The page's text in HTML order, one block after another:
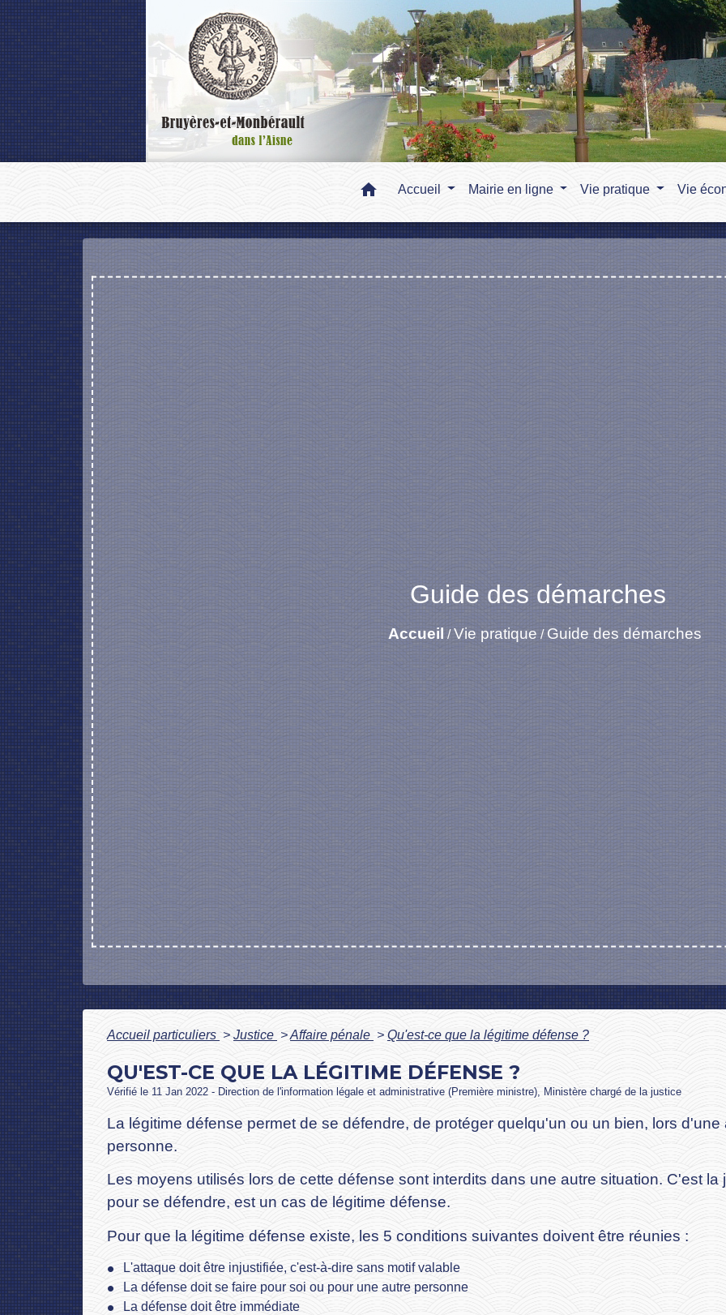
home Accueil Mairie en ligne Vie pratique Vie
Guide des démarches
Accueil /Vie pratique/ Guide des démarches
Accueil particuliers > Justice >Affaire pénale > Qu'est-ce que la légitime défense ?
QU'EST-CE QUE LA LÉGITIME DÉFENSE ?
Vérifié le 11 Jan 2022 - Direction de l'information légale et administrative (Première ministre), Ministère chargé de la justice
La légitime défense permet de se défendre, de protéger quelqu'un ou un bien, lors
personne.
Les moyens utilisés lors de cette défense sont interdits dans une autre situation. C'est
pour se défendre, est un cas de légitime défense.
Pour que la légitime défense existe, les 5 conditions suivantes doivent être réunies :
L'attaque doit être injustifiée, c'est-à-dire sans motif valable
La défense doit se faire pour soi ou pour une autre personne
La défense doit être immédiate